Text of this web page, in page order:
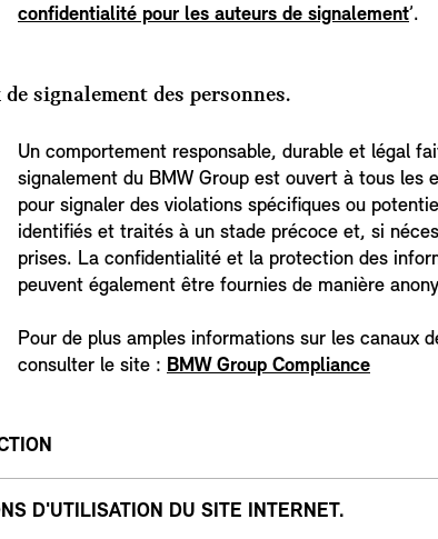
confidentialité pour les auteurs de signalement’.
signalement des personnes.
Un comportement responsable, durable et légal
signalement du BMW Group est ouvert à tous
pour signaler des violations spécifiques ou
identifiés et traités à un stade précoce et, si
prises. La confidentialité et la protection des
peuvent également être fournies de manière
Pour de plus amples informations sur les canaux
consulter le site : BMW Group Compliance
D'UTILISATION DU SITE INTERNET.